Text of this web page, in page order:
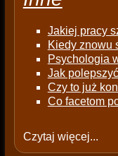
Jakiej pracy
Kiedy znowu
Psychologia
Jak
Czy to już
Co facetom
Czytaj więcej...